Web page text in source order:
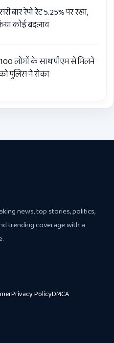
बार रेपो रेट 5.25% पर रखा,
कोई बदलाव
लोगों के साथ पीएम से मिलने
पुलिस ने रोका
news, top stories, politics,
trending coverage with a
Privacy PolicyDMCA